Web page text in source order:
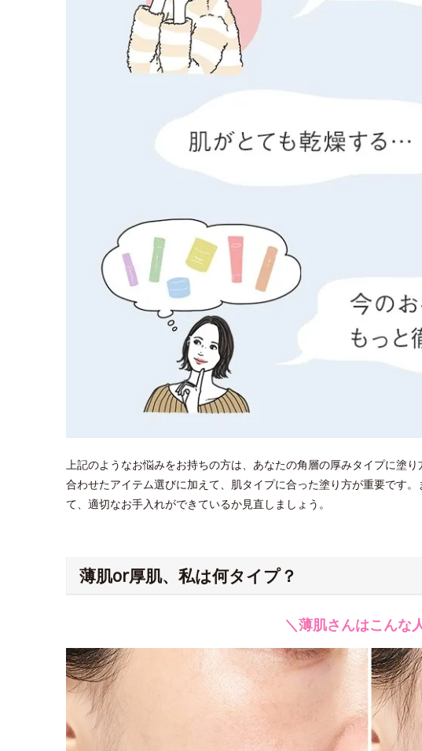
上記のようなお悩みをお持ちの方は、あなたの角層の厚みタイプに塗
合わせたアイテム選びに加えて、肌タイプに合った塗り方が重要です
て、適切なお手入れができているか見直しましょう。
薄肌or厚肌、私は何タイプ？
＼薄肌さんはこんな